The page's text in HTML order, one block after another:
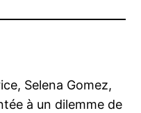
Selena Gomez,
à un dilemme de